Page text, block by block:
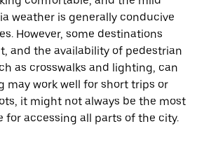
weather is generally conducive
However, some destinations
and the availability of pedestrian
as crosswalks and lighting, can
may work well for short trips or
it might not always be the most
for accessing all parts of the city.